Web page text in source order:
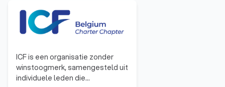
ICF is een organisatie zonder
winstoogmerk, samengesteld uit
individuele leden die